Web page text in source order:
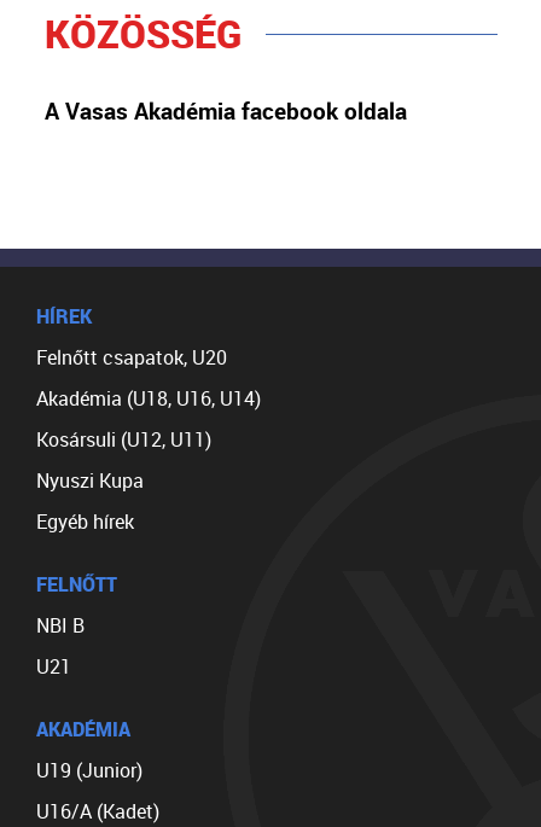
KÖZÖSSÉG
A Vasas Akadémia facebook oldala
HÍREK
Felnőtt csapatok, U20
Akadémia (U18, U16, U14)
Kosársuli (U12, U11)
Nyuszi Kupa
Egyéb hírek
FELNŐTT
NBI B
U21
AKADÉMIA
U19 (Junior)
U16/A (Kadet)